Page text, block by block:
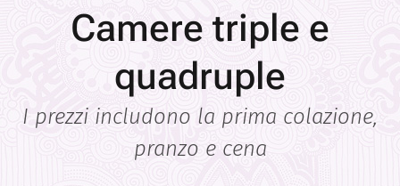
Camere triple e
quadruple
I prezzi includono la prima colazione,
pranzo e cena